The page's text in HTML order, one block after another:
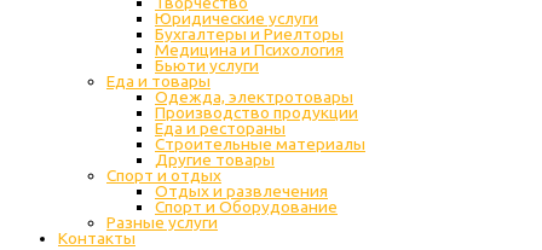
Юридические услуги
Бухгалтеры и Риелторы
Медицина и Психология
Бьюти услуги
Еда и товары
Одежда, электротовары
Производство продукции
Еда и рестораны
Строительные материалы
Другие товары
Спорт и отдых
Отдых и развлечения
Спорт и Оборудование
Разные услуги
Контакты